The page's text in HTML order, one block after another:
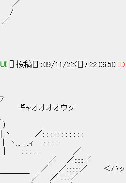
／
/
[] 投稿日：09/11/22(日) 22:06:50 ID:
） ギャオオオオウッ
ヽ ／: : : : : : : : : : :
,,,__,,,ｨ : : : : :
／ | : : : : : ／
／ ／::::::／
:::::::::／ ＜バッ
／ :::::::／